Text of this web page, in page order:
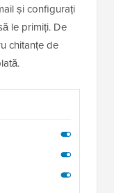
și configurați
le primiți. De
chitanțe de